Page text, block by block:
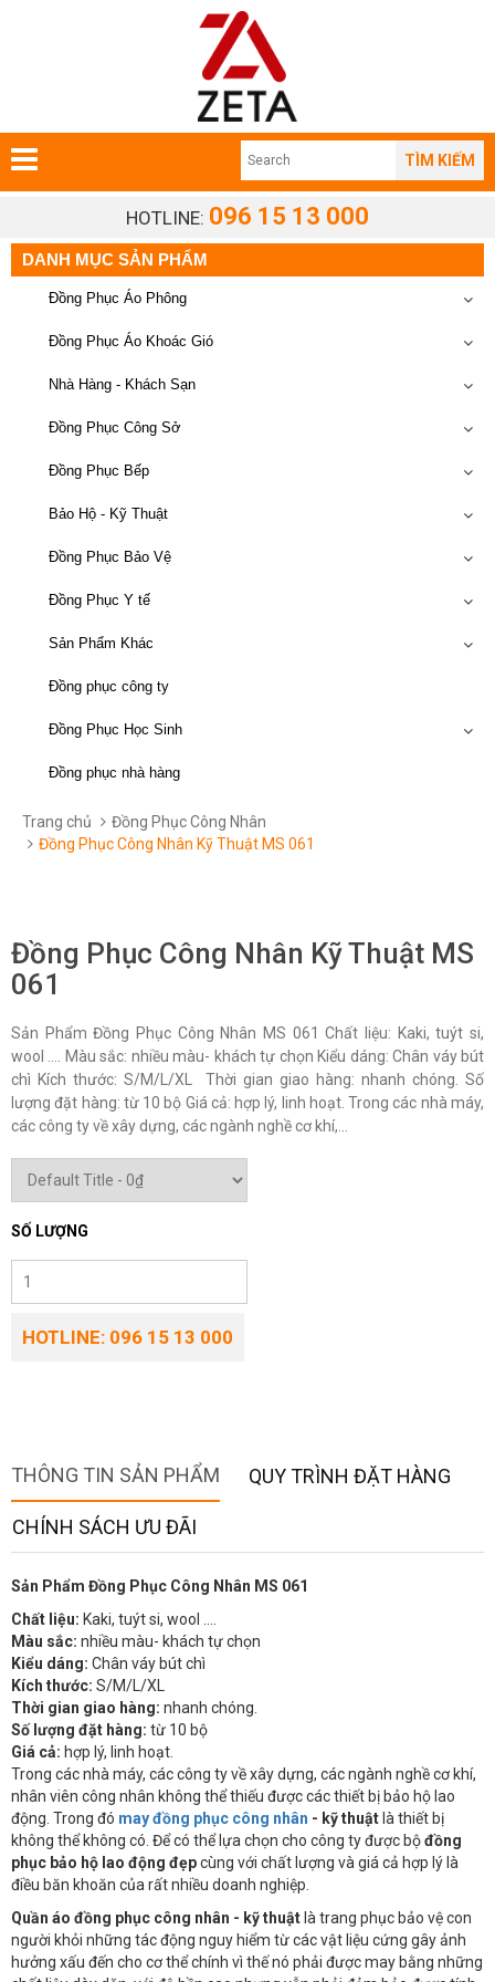
TÌM KIẾM
HOTLINE: 096 15 13 000
DANH MỤC SẢN PHẨM
Đồng Phục Áo Phông
Đồng Phục Áo Khoác Gió
Nhà Hàng - Khách Sạn
Đồng Phục Công Sở
Đồng Phục Bếp
Bảo Hộ - Kỹ Thuật
Đồng Phục Bảo Vệ
Đồng Phục Y tế
Sản Phẩm Khác
Đồng phục công ty
Đồng Phục Học Sinh
Đồng phục nhà hàng
Trang chủ
Đồng Phục Công Nhân
Đồng Phục Công Nhân Kỹ Thuật MS 061
Đồng Phục Công Nhân Kỹ Thuật MS
061
Sản Phẩm Đồng Phục Công Nhân MS 061 Chất liệu: Kaki, tuýt si,
wool …. Màu sắc: nhiều màu- khách tự chọn Kiểu dáng: Chân váy bút
chì Kích thước: S/M/L/XL Thời gian giao hàng: nhanh chóng. Số
lượng đặt hàng: từ 10 bộ Giá cả: hợp lý, linh hoạt. Trong các nhà máy,
các công ty về xây dựng, các ngành nghề cơ khí,...
SỐ LƯỢNG
HOTLINE: 096 15 13 000
THÔNG TIN SẢN PHẨM QUY TRÌNH ĐẶT HÀNG
CHÍNH SÁCH ƯU ĐÃI
Sản Phẩm Đồng Phục Công Nhân MS 061
Chất liệu: Kaki, tuýt si, wool ….
Màu sắc: nhiều màu- khách tự chọn
Kiểu dáng: Chân váy bút chì
Kích thước: S/M/L/XL
Thời gian giao hàng: nhanh chóng.
Số lượng đặt hàng: từ 10 bộ
Giá cả: hợp lý, linh hoạt.
Trong các nhà máy, các công ty về xây dựng, các ngành nghề cơ khí,
nhân viên công nhân không thể thiếu được các thiết bị bảo hộ lao
động. Trong đó may đồng phục công nhân - kỹ thuật là thiết bị
không thể không có. Để có thể lựa chọn cho công ty được bộđồng
phục bảo hộ lao động đẹpcùng với chất lượng và giá cả hợp lý là
điều băn khoăn của rất nhiều doanh nghiệp.
Quần áo đồng phục công nhân - kỹ thuật là trang phục bảo vệ con
người khỏi những tác động nguy hiểm từ các vật liệu cứng gây ảnh
hưởng xấu đến cho cơ thể chính vì thế nó phải được may bằng những